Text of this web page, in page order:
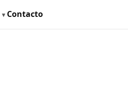
Contacto